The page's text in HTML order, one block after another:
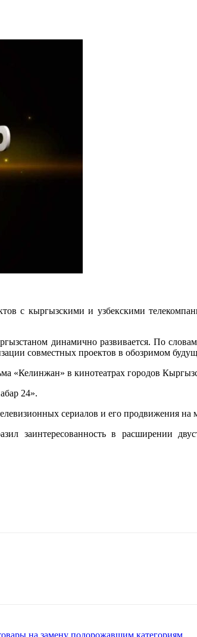
с кыргызскими и узбекскими
динамично развивается. По
совместных проектов в обозримом
«Келинжан» в кинотеатрах городов
24».
сериалов и его продвижения
заинтересованность в расширении
на замену подорожавшим категориям